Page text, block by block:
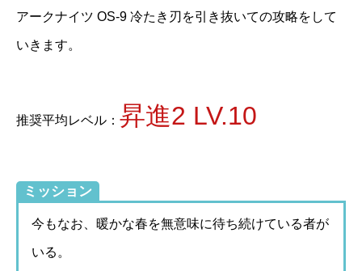
アークナイツ OS-9 冷たき刃を引き抜いての攻略をして
いきます。
推奨平均レベル： 昇進2 LV.10
ミッション
今もなお、暖かな春を無意味に待ち続けている者が
いる。